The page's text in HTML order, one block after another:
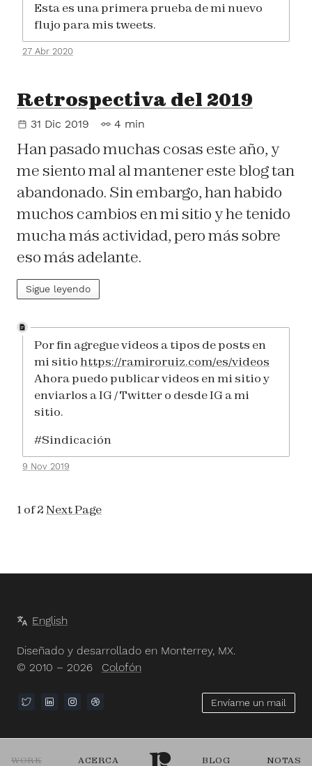
WORK ACERCA BLOG NOTAS
Esta es una primera prueba de mi nuevo
flujo para mis tweets.
27 Abr 2020
Retrospectiva del 2019
31 Dic 2019 4 min
Han pasado muchas cosas este año, y
me siento mal al mantener este blog tan
abandonado. Sin embargo, han habido
muchos cambios en mi sitio y he tenido
mucha más actividad, pero más sobre
eso más adelante.
Sigue leyendo
Por fin agregue videos a tipos de posts en
mi sitio https://ramiroruiz.com/es/videos
Ahora puedo publicar videos en mi sitio y
enviarlos a IG / Twitter o desde IG a mi
sitio.
#Sindicación
9 Nov 2019
1 of 2 Next Page
English
Diseñado y desarrollado en Monterrey, MX.
© 2010 – 2026
Colofón
Envíame un mail